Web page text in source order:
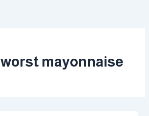
worst mayonnaise